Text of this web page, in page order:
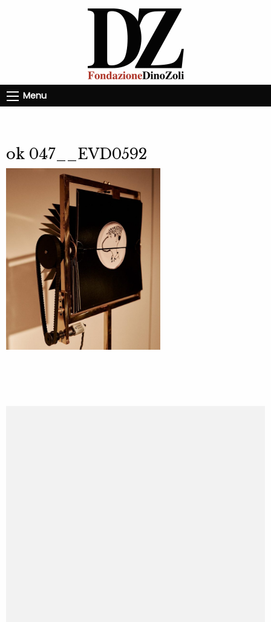
Menu
ok 047__EVD0592